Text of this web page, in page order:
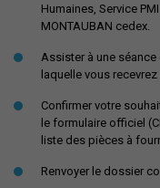
Humaines, Service
MONTAUBAN cedex.
Assister à une
laquelle vous
Confirmer votre
le formulaire officiel
liste des pièces à
Renvoyer le dossier